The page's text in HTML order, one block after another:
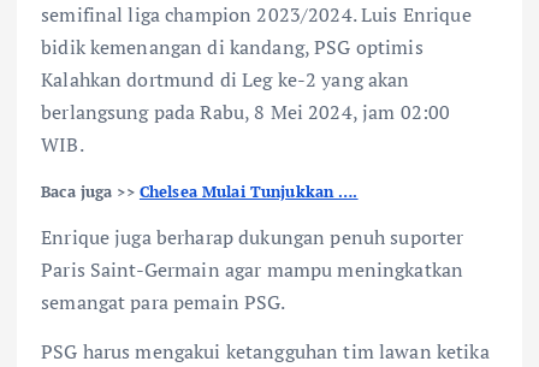
semifinal liga champion 2023/2024. Luis Enrique
bidik kemenangan di kandang, PSG optimis
Kalahkan dortmund di Leg ke-2 yang akan
berlangsung pada Rabu, 8 Mei 2024, jam 02:00
WIB.
Baca juga >> Chelsea Mulai Tunjukkan ….
Enrique juga berharap dukungan penuh suporter
Paris Saint-Germain agar mampu meningkatkan
semangat para pemain PSG.
PSG harus mengakui ketangguhan tim lawan ketika